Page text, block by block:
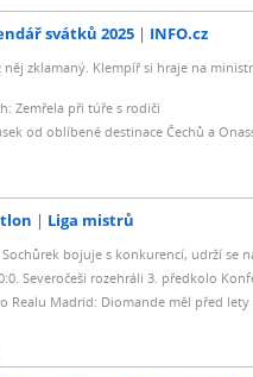
svátků 2025 INFO.cz
něj zklamaný. Klempíř si hraje na
Zemřela při túře s rodiči
od oblíbené destinace Čechů a
Liga mistrů
bojuje s konkurencí, udrží se
Severočeši rozehráli 3. předkolo
Realu Madrid: Diomande měl před